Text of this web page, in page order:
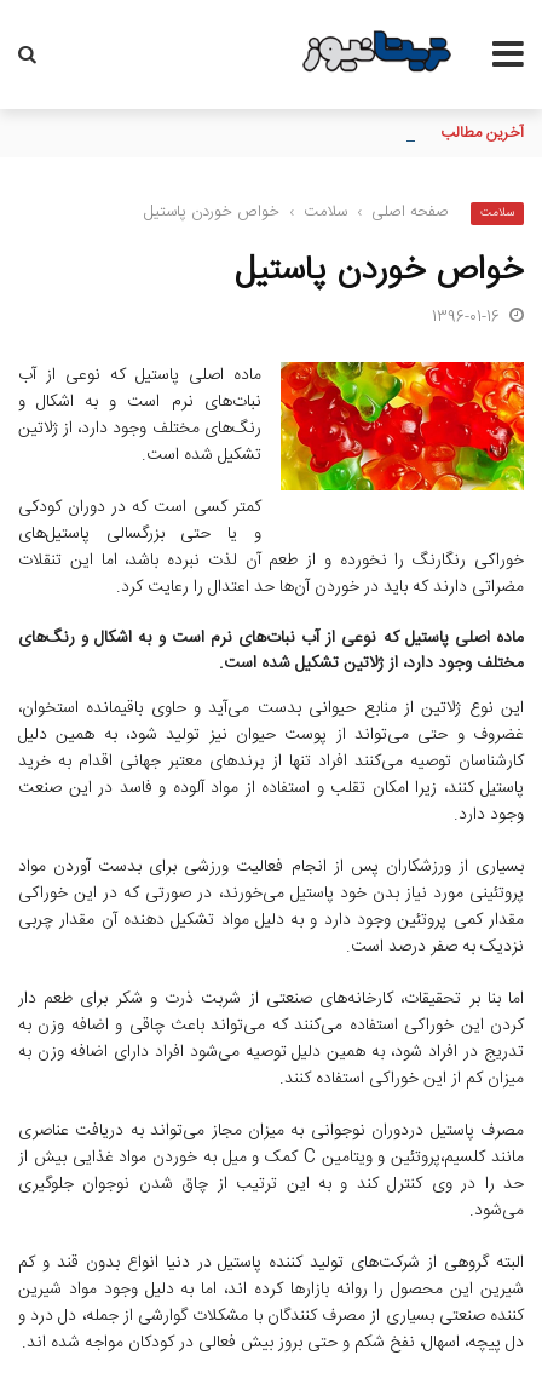
آخرین مطالب
سلامت صفحه اصلی › سلامت › خواص خوردن پاستیل
خواص خوردن پاستیل
1396-01-16
ماده اصلی پاستیل که نوعی از آب
نبات‌های نرم است و به اشکال و
رنگ‌های مختلف وجود دارد، از ژلاتین
تشکیل شده است.
کمتر کسی است که در دوران کودکی
و یا حتی بزرگسالی پاستیل‌های
خوراکی رنگارنگ را نخورده و از طعم آن لذت نبرده باشد، اما این تنقلات
مضراتی دارند که باید در خوردن آن‌ها حد اعتدال را رعایت کرد.
ماده اصلی پاستیل که نوعی از آب نبات‌های نرم است و به اشکال و رنگ‌های
مختلف وجود دارد، از ژلاتین تشکیل شده است.
این نوع ژلاتین از منابع حیوانی بدست می‌آید و حاوی باقیمانده استخوان،
غضروف و حتی می‌تواند از پوست حیوان نیز تولید شود، به همین دلیل
کارشناسان توصیه می‌کنند افراد تنها از برندهای معتبر جهانی اقدام به خرید
پاستیل کنند، زیرا امکان تقلب و استفاده از مواد آلوده و فاسد در این صنعت
وجود دارد.
بسیاری از ورزشکاران پس از انجام فعالیت ورزشی برای بدست آوردن مواد
پروتئینی مورد نیاز بدن خود پاستیل می‌خورند، در صورتی که در این خوراکی
مقدار کمی پروتئین وجود دارد و به دلیل مواد تشکیل دهنده آن مقدار چربی
نزدیک به صفر درصد است.
اما بنا بر تحقیقات، کارخانه‌های صنعتی از شربت ذرت و شکر برای طعم دار
کردن این خوراکی استفاده می‌کنند که می‌تواند باعث چاقی و اضافه وزن به
تدریج در افراد شود، به همین دلیل توصیه می‌شود افراد دارای اضافه وزن به
میزان کم از این خوراکی استفاده کنند.
مصرف پاستیل دردوران نوجوانی به میزان مجاز می‌تواند به دریافت عناصری
مانند کلسیم،پروتئین و ویتامین C کمک و میل به خوردن مواد غذایی بیش از
حد را در وی کنترل کند و به این ترتیب از چاق شدن نوجوان جلوگیری
می‌شود.
البته گروهی از شرکت‌های تولید کننده پاستیل در دنیا انواع بدون قند و کم
شیرین این محصول را روانه بازار‌ها کرده اند، اما به دلیل وجود مواد شیرین
کننده صنعتی بسیاری از مصرف کنندگان با مشکلات گوارشی از جمله، دل درد و
دل پیچه، اسهال، نفخ شکم و حتی بروز بیش فعالی در کودکان مواجه شده اند.